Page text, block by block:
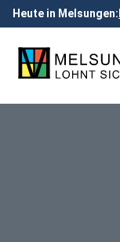
Heute in Melsungen: